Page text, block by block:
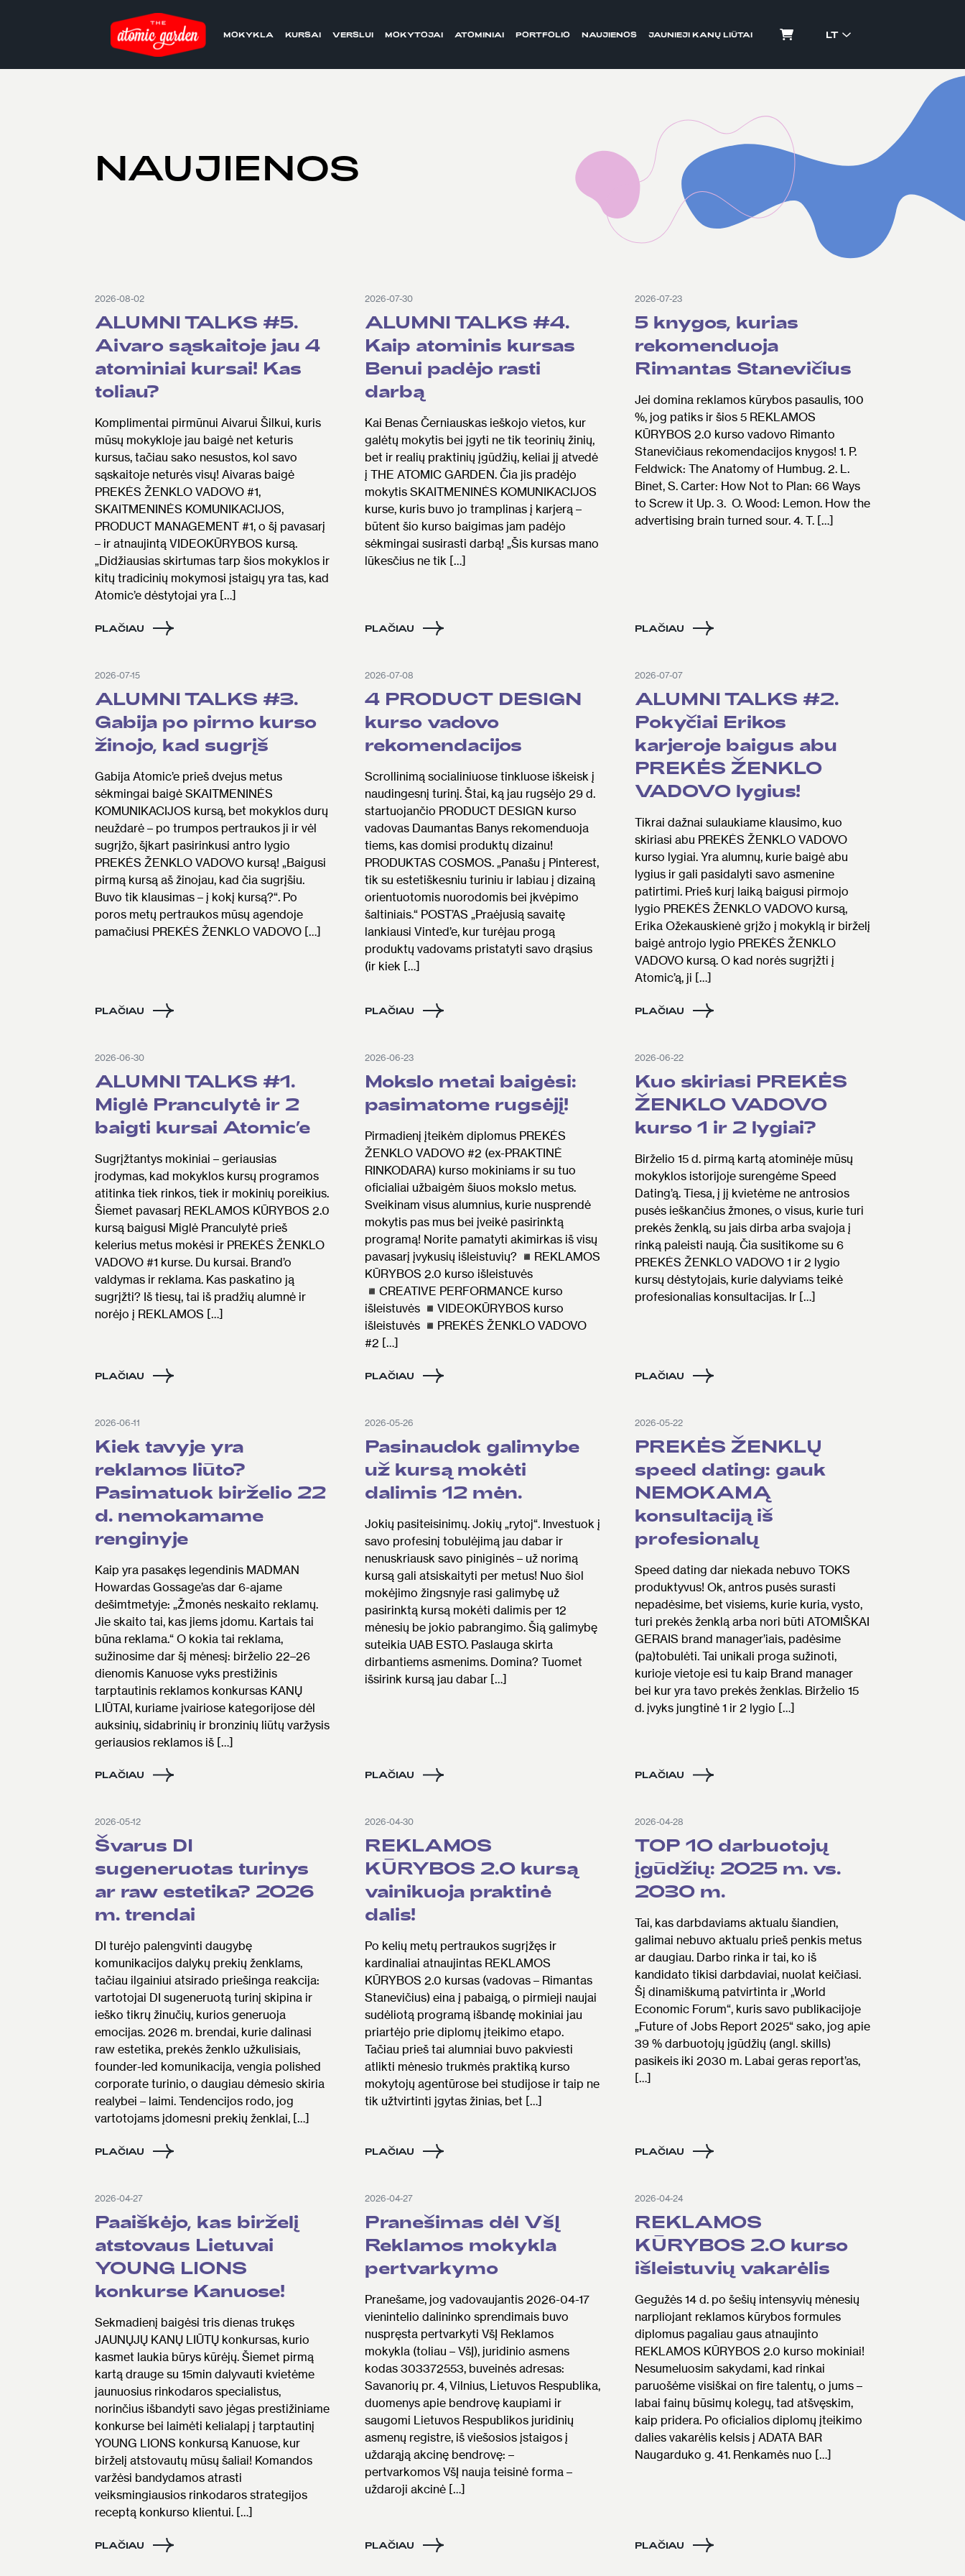
MOKYKLA KURSAI VERSLUI MOKYTOJAI ATOMINIAI PORTFOLIO NAUJIENOS JAUNIEJI KANŲ LIŪTAI LT
NAUJIENOS
2026-08-02
ALUMNI TALKS #5.
Aivaro sąskaitoje jau 4
atominiai kursai! Kas
toliau?
Komplimentai pirmūnui Aivarui Šilkui, kuris
mūsų mokykloje jau baigė net keturis
kursus, tačiau sako nesustos, kol savo
sąskaitoje neturės visų! Aivaras baigė
PREKĖS ŽENKLO VADOVO #1,
SKAITMENINĖS KOMUNIKACIJOS,
PRODUCT MANAGEMENT #1, o šį pavasarį
– ir atnaujintą VIDEOKŪRYBOS kursą.
„Didžiausias skirtumas tarp šios mokyklos ir
kitų tradicinių mokymosi įstaigų yra tas, kad
Atomic’e dėstytojai yra […]
PLAČIAU
2026-07-30
ALUMNI TALKS #4.
Kaip atominis kursas
Benui padėjo rasti
darbą
Kai Benas Černiauskas ieškojo vietos, kur
galėtų mokytis bei įgyti ne tik teorinių žinių,
bet ir realių praktinių įgūdžių, keliai jį atvedė
į THE ATOMIC GARDEN. Čia jis pradėjo
mokytis SKAITMENINĖS KOMUNIKACIJOS
kurse, kuris buvo jo tramplinas į karjerą –
būtent šio kurso baigimas jam padėjo
sėkmingai susirasti darbą! „Šis kursas mano
lūkesčius ne tik […]
PLAČIAU
2026-07-23
5 knygos, kurias
rekomenduoja
Rimantas Stanevičius
Jei domina reklamos kūrybos pasaulis, 100
%, jog patiks ir šios 5 REKLAMOS
KŪRYBOS 2.0 kurso vadovo Rimanto
Stanevičiaus rekomendacijos knygos! 1. P.
Feldwick: The Anatomy of Humbug. 2. L.
Binet, S. Carter: How Not to Plan: 66 Ways
to Screw it Up. 3. O. Wood: Lemon. How the
advertising brain turned sour. 4. T. […]
PLAČIAU
2026-07-15
ALUMNI TALKS #3.
Gabija po pirmo kurso
žinojo, kad sugrįš
Gabija Atomic’e prieš dvejus metus
sėkmingai baigė SKAITMENINĖS
KOMUNIKACIJOS kursą, bet mokyklos durų
neuždarė – po trumpos pertraukos ji ir vėl
sugrįžo, šįkart pasirinkusi antro lygio
PREKĖS ŽENKLO VADOVO kursą! „Baigusi
pirmą kursą aš žinojau, kad čia sugrįšiu.
Buvo tik klausimas – į kokį kursą?“. Po
poros metų pertraukos mūsų agendoje
pamačiusi PREKĖS ŽENKLO VADOVO […]
PLAČIAU
2026-07-08
4 PRODUCT DESIGN
kurso vadovo
rekomendacijos
Scrollinimą socialiniuose tinkluose iškeisk į
naudingesnį turinį. Štai, ką jau rugsėjo 29 d.
startuojančio PRODUCT DESIGN kurso
vadovas Daumantas Banys rekomenduoja
tiems, kas domisi produktų dizainu!
PRODUKTAS COSMOS. „Panašu į Pinterest,
tik su estetiškesniu turiniu ir labiau į dizainą
orientuotomis nuorodomis bei įkvėpimo
šaltiniais.“ POST’AS „Praėjusią savaitę
lankiausi Vinted’e, kur turėjau progą
produktų vadovams pristatyti savo drąsius
(ir kiek […]
PLAČIAU
2026-07-07
ALUMNI TALKS #2.
Pokyčiai Erikos
karjeroje baigus abu
PREKĖS ŽENKLO
VADOVO lygius!
Tikrai dažnai sulaukiame klausimo, kuo
skiriasi abu PREKĖS ŽENKLO VADOVO
kurso lygiai. Yra alumnų, kurie baigė abu
lygius ir gali pasidalyti savo asmenine
patirtimi. Prieš kurį laiką baigusi pirmojo
lygio PREKĖS ŽENKLO VADOVO kursą,
Erika Ožekauskienė grįžo į mokyklą ir birželį
baigė antrojo lygio PREKĖS ŽENKLO
VADOVO kursą. O kad norės sugrįžti į
Atomic’ą, ji […]
PLAČIAU
2026-06-30
ALUMNI TALKS #1.
Miglė Pranculytė ir 2
baigti kursai Atomic’e
Sugrįžtantys mokiniai – geriausias
įrodymas, kad mokyklos kursų programos
atitinka tiek rinkos, tiek ir mokinių poreikius.
Šiemet pavasarį REKLAMOS KŪRYBOS 2.0
kursą baigusi Miglė Pranculytė prieš
kelerius metus mokėsi ir PREKĖS ŽENKLO
VADOVO #1 kurse. Du kursai. Brand’o
valdymas ir reklama. Kas paskatino ją
sugrįžti? Iš tiesų, tai iš pradžių alumnė ir
norėjo į REKLAMOS […]
PLAČIAU
2026-06-23
Mokslo metai baigėsi:
pasimatome rugsėjį!
Pirmadienį įteikėm diplomus PREKĖS
ŽENKLO VADOVO #2 (ex-PRAKTINĖ
RINKODARA) kurso mokiniams ir su tuo
oficialiai užbaigėm šiuos mokslo metus.
Sveikinam visus alumnius, kurie nusprendė
mokytis pas mus bei įveikė pasirinktą
programą! Norite pamatyti akimirkas iš visų
pavasarį įvykusių išleistuvių? ◾REKLAMOS
KŪRYBOS 2.0 kurso išleistuvės
◾CREATIVE PERFORMANCE kurso
išleistuvės ◾VIDEOKŪRYBOS kurso
išleistuvės ◾PREKĖS ŽENKLO VADOVO
#2 […]
PLAČIAU
2026-06-22
Kuo skiriasi PREKĖS
ŽENKLO VADOVO
kurso 1 ir 2 lygiai?
Birželio 15 d. pirmą kartą atominėje mūsų
mokyklos istorijoje surengėme Speed
Dating’ą. Tiesa, į jį kvietėme ne antrosios
pusės ieškančius žmones, o visus, kurie turi
prekės ženklą, su jais dirba arba svajoja į
rinką paleisti naują. Čia susitikome su 6
PREKĖS ŽENKLO VADOVO 1 ir 2 lygio
kursų dėstytojais, kurie dalyviams teikė
profesionalias konsultacijas. Ir […]
PLAČIAU
2026-06-11
Kiek tavyje yra
reklamos liūto?
Pasimatuok birželio 22
d. nemokamame
renginyje
Kaip yra pasakęs legendinis MADMAN
Howardas Gossage’as dar 6-ajame
dešimtmetyje: „Žmonės neskaito reklamų.
Jie skaito tai, kas jiems įdomu. Kartais tai
būna reklama.“ O kokia tai reklama,
sužinosime dar šį mėnesį: birželio 22–26
dienomis Kanuose vyks prestižinis
tarptautinis reklamos konkursas KANŲ
LIŪTAI, kuriame įvairiose kategorijose dėl
auksinių, sidabrinių ir bronzinių liūtų varžysis
geriausios reklamos iš […]
PLAČIAU
2026-05-26
Pasinaudok galimybe
už kursą mokėti
dalimis 12 mėn.
Jokių pasiteisinimų. Jokių „rytoj“. Investuok į
savo profesinį tobulėjimą jau dabar ir
nenuskriausk savo piniginės – už norimą
kursą gali atsiskaityti per metus! Nuo šiol
mokėjimo žingsnyje rasi galimybę už
pasirinktą kursą mokėti dalimis per 12
mėnesių be jokio pabrangimo. Šią galimybę
suteikia UAB ESTO. Paslauga skirta
dirbantiems asmenims. Domina? Tuomet
išsirink kursą jau dabar […]
PLAČIAU
2026-05-22
PREKĖS ŽENKLŲ
speed dating: gauk
NEMOKAMĄ
konsultaciją iš
profesionalų
Speed dating dar niekada nebuvo TOKS
produktyvus! Ok, antros pusės surasti
nepadėsime, bet visiems, kurie kuria, vysto,
turi prekės ženklą arba nori būti ATOMIŠKAI
GERAIS brand manager’iais, padėsime
(pa)tobulėti. Tai unikali proga sužinoti,
kurioje vietoje esi tu kaip Brand manager
bei kur yra tavo prekės ženklas. Birželio 15
d. įvyks jungtinė 1 ir 2 lygio […]
PLAČIAU
2026-05-12
Švarus DI
sugeneruotas turinys
ar raw estetika? 2026
m. trendai
DI turėjo palengvinti daugybę
komunikacijos dalykų prekių ženklams,
tačiau ilgainiui atsirado priešinga reakcija:
vartotojai DI sugeneruotą turinį skipina ir
ieško tikrų žinučių, kurios generuoja
emocijas. 2026 m. brendai, kurie dalinasi
raw estetika, prekės ženklo užkulisiais,
founder-led komunikacija, vengia polished
corporate turinio, o daugiau dėmesio skiria
realybei – laimi. Tendencijos rodo, jog
vartotojams įdomesni prekių ženklai, […]
PLAČIAU
2026-04-30
REKLAMOS
KŪRYBOS 2.0 kursą
vainikuoja praktinė
dalis!
Po kelių metų pertraukos sugrįžęs ir
kardinaliai atnaujintas REKLAMOS
KŪRYBOS 2.0 kursas (vadovas – Rimantas
Stanevičius) eina į pabaigą, o pirmieji naujai
sudėliotą programą išbandę mokiniai jau
priartėjo prie diplomų įteikimo etapo.
Tačiau prieš tai alumniai buvo pakviesti
atlikti mėnesio trukmės praktiką kurso
mokytojų agentūrose bei studijose ir taip ne
tik užtvirtinti įgytas žinias, bet […]
PLAČIAU
2026-04-28
TOP 10 darbuotojų
įgūdžių: 2025 m. vs.
2030 m.
Tai, kas darbdaviams aktualu šiandien,
galimai nebuvo aktualu prieš penkis metus
ar daugiau. Darbo rinka ir tai, ko iš
kandidato tikisi darbdaviai, nuolat keičiasi.
Šį dinamiškumą patvirtinta ir „World
Economic Forum“, kuris savo publikacijoje
„Future of Jobs Report 2025“ sako, jog apie
39 % darbuotojų įgūdžių (angl. skills)
pasikeis iki 2030 m. Labai geras report’as,
[…]
PLAČIAU
2026-04-27
Paaiškėjo, kas birželį
atstovaus Lietuvai
YOUNG LIONS
konkurse Kanuose!
Sekmadienį baigėsi tris dienas trukęs
JAUNŲJŲ KANŲ LIŪTŲ konkursas, kurio
kasmet laukia būrys kūrėjų. Šiemet pirmą
kartą drauge su 15min dalyvauti kvietėme
jaunuosius rinkodaros specialistus,
norinčius išbandyti savo jėgas prestižiniame
konkurse bei laimėti kelialapį į tarptautinį
YOUNG LIONS konkursą Kanuose, kur
birželį atstovautų mūsų šaliai! Komandos
varžėsi bandydamos atrasti
veiksmingiausios rinkodaros strategijos
receptą konkurso klientui. […]
PLAČIAU
2026-04-27
Pranešimas dėl VšĮ
Reklamos mokykla
pertvarkymo
Pranešame, jog vadovaujantis 2026-04-17
vienintelio dalininko sprendimais buvo
nuspręsta pertvarkyti VšĮ Reklamos
mokykla (toliau – VšĮ), juridinio asmens
kodas 303372553, buveinės adresas:
Savanorių pr. 4, Vilnius, Lietuvos Respublika,
duomenys apie bendrovę kaupiami ir
saugomi Lietuvos Respublikos juridinių
asmenų registre, iš viešosios įstaigos į
uždarąją akcinę bendrovę: –
pertvarkomos VšĮ nauja teisinė forma –
uždaroji akcinė […]
PLAČIAU
2026-04-24
REKLAMOS
KŪRYBOS 2.0 kurso
išleistuvių vakarėlis
Gegužės 14 d. po šešių intensyvių mėnesių
narpliojant reklamos kūrybos formules
diplomus pagaliau gaus atnaujinto
REKLAMOS KŪRYBOS 2.0 kurso mokiniai!
Nesumeluosim sakydami, kad rinkai
paruošėme visiškai on fire talentų, o jums –
labai fainų būsimų kolegų, tad atšvęskim,
kaip pridera. Po oficialios diplomų įteikimo
dalies vakarėlis kelsis į ADATA BAR
Naugarduko g. 41. Renkamės nuo […]
PLAČIAU